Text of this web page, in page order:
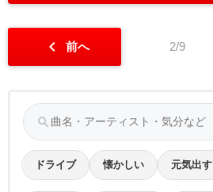
chevron_left 前へ 2/9
search
ドライブ 懐かしい 元気出す